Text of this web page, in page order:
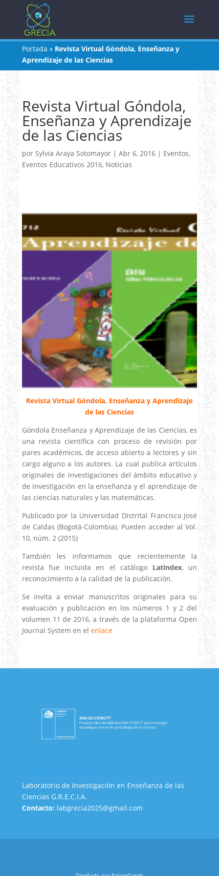
Portada » Revista Virtual Góndola, Enseñanza y
Aprendizaje de las Ciencias
Revista Virtual Góndola,
Enseñanza y Aprendizaje
de las Ciencias
por Sylvia Araya Sotomayor| Abr 6, 2016| Eventos,
Eventos Educativos 2016, Noticias
Revista Virtual Góndola, Enseñanza y Aprendizaje
de las Ciencias
Góndola Enseñanza y Aprendizaje de las Ciencias, es
una revista científica con proceso de revisión por
pares académicos, de acceso abierto a lectores y sin
cargo alguno a los autores. La cual publica artículos
originales de investigaciones del ámbito educativo y
de investigación en la enseñanza y el aprendizaje de
las ciencias naturales y las matemáticas.
Publicado por la Universidad Distrital Francisco José
de Caldas (Bogotá-Colombia). Pueden acceder al Vol.
10, núm. 2 (2015)
También les informamos que recientemente la
revista fue incluida en el catálogo Latindex, un
reconocimiento a la calidad de la publicación.
Se invita a enviar manuscritos originales para su
evaluación y publicación en los números 1 y 2 del
volumen 11 de 2016, a través de la plataforma Open
Journal System en el enlace
Laboratorio de Investigación en Enseñanza de las
Ciencias G.R.E.C.I.A.
Contacto: labgrecia2025@gmail.com